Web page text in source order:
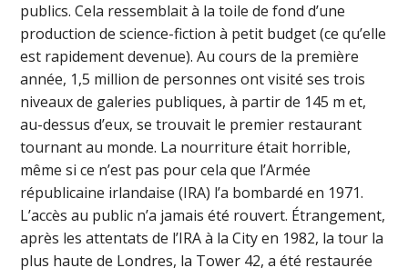
publics. Cela ressemblait à la toile de fond d’une
production de science-fiction à petit budget (ce qu’elle
est rapidement devenue). Au cours de la première
année, 1,5 million de personnes ont visité ses trois
niveaux de galeries publiques, à partir de 145 m et,
au-dessus d’eux, se trouvait le premier restaurant
tournant au monde. La nourriture était horrible,
même si ce n’est pas pour cela que l’Armée
républicaine irlandaise (IRA) l’a bombardé en 1971.
L’accès au public n’a jamais été rouvert. Étrangement,
après les attentats de l’IRA à la City en 1982, la tour la
plus haute de Londres, la Tower 42, a été restaurée